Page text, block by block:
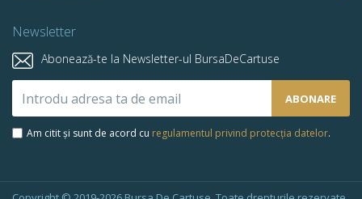
Newsletter
Abonează-te la Newsletter-ul BursaDeCartuse
la
newsletter-
ABONARE
Am citit și sunt de acord cu regulamentul privind protecția datelor.